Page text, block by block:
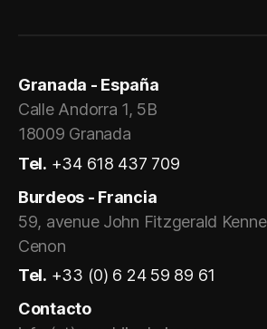
Granada - España
Calle Andorra 1, 5B
18009 Granada
Tel. +34 618 437 709
Burdeos - Francia
59, avenue John Fitzgerald
Cenon
Tel. +33 (0) 6 24 59 89 61
Contacto